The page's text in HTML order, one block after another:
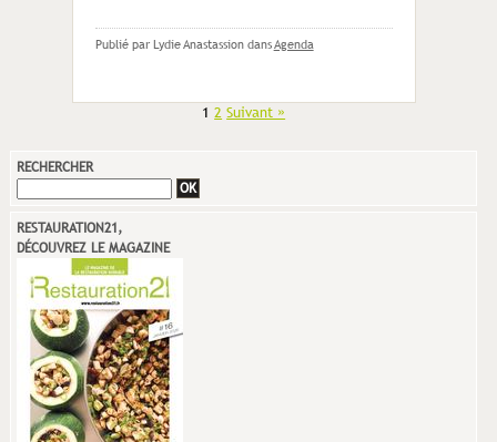
Publié par Lydie Anastassion dansAgenda
1 2 Suivant »
RECHERCHER
RESTAURATION21,
DÉCOUVREZ LE MAGAZINE